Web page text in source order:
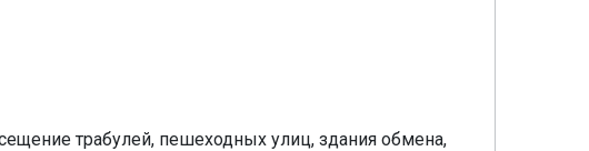
трабулей, пешеходных улиц, здания обмена,